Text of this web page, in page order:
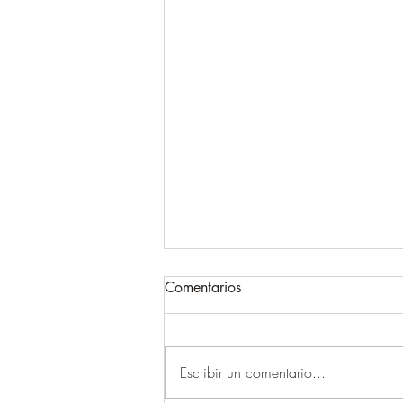
Asumir o preguntar
Comentarios
Escribir un comentario...